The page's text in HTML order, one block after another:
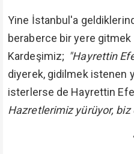
Yine İstanbul'a
beraberce bir yere gitmek
Kardeşimiz; "Hayrettin
diyerek, gidilmek istenen
isterlerse de Hayrettin
Hazretlerimiz yürüyor,